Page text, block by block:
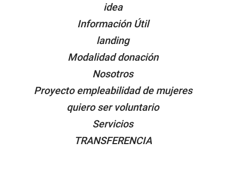
idea
Información Útil
landing
Modalidad donación
Nosotros
Proyecto empleabilidad de mujeres
quiero ser voluntario
Servicios
TRANSFERENCIA